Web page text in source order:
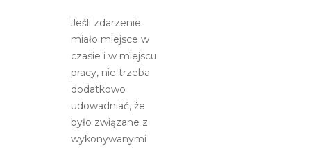
pracy
Jeśli zdarzenie
miało miejsce w
czasie i w miejscu
pracy, nie trzeba
dodatkowo
udowadniać, że
było związane z
wykonywanymi